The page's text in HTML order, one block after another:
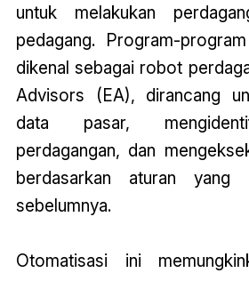
untuk melakukan
pedagang. Program-
dikenal sebagai robot
Advisors (EA), dirancang
data pasar,
perdagangan, dan
berdasarkan aturan yang
sebelumnya.
Otomatisasi ini